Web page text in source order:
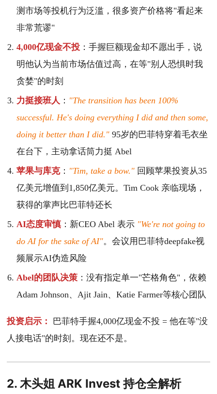
测市场等投机行为泛滥，很多资产价格将"看起来
非常荒谬"
4,000亿现金不投 ：手握巨额现金却不愿出手，说
明他认为当前市场估值过高，在等"别人恐惧时我
贪婪"的时刻
力挺接班人 ： "The transition has been 100%
successful. He's doing everything I did and then some,
doing it better than I did." 95岁的巴菲特穿着毛衣坐
在台下，主动拿话筒力挺 Abel
苹果与库克： "Tim, take a bow." 回顾苹果投资从35
亿美元增值到1,850亿美元。Tim Cook 亲临现场，
获得的掌声比巴菲特还长
AI态度审慎：新CEO Abel 表示 "We're not going to
do AI for the sake of AI"。会议用巴菲特deepfake视
频展示AI伪造风险
Abel的团队决策 ：没有指定单一"芒格角色"，依赖
Adam Johnson、Ajit Jain、Katie Farmer等核心团队
投资启示：
巴菲特手握4,000亿现金不投 = 他在等"没
人接电话"的时刻。现在还不是。
2. 木头姐 ARK Invest 持仓全解析